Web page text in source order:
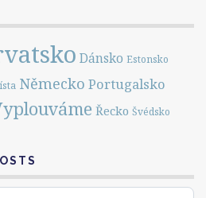
Dánsko Estonsko
Německo Portugalsko
Řecko Švédsko